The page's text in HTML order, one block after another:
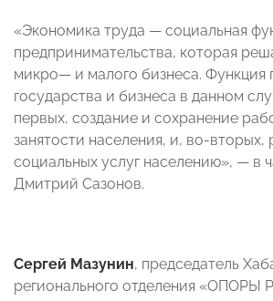
«Экономика труда — социальная
предпринимательства, которая
микро— и малого бизнеса. Функция
государства и бизнеса в данном
первых, создание и сохранение
занятости населения, и, во-вторых,
социальных услуг населению», — в
Дмитрий Сазонов.
Сергей Мазунин, председатель
регионального отделения «ОПОРЫ